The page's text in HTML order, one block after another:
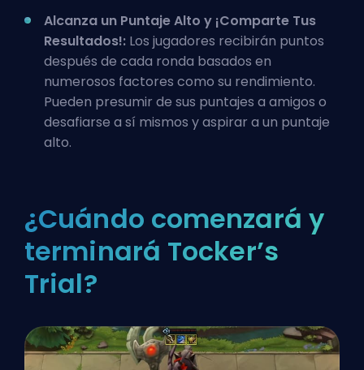
Alcanza un Puntaje Alto y ¡Comparte Tus
Resultados!: Los jugadores recibirán puntos
después de cada ronda basados en
numerosos factores como su rendimiento.
Pueden presumir de sus puntajes a amigos o
desafiarse a sí mismos y aspirar a un puntaje
alto.
¿Cuándo comenzará y
terminará Tocker’s
Trial?